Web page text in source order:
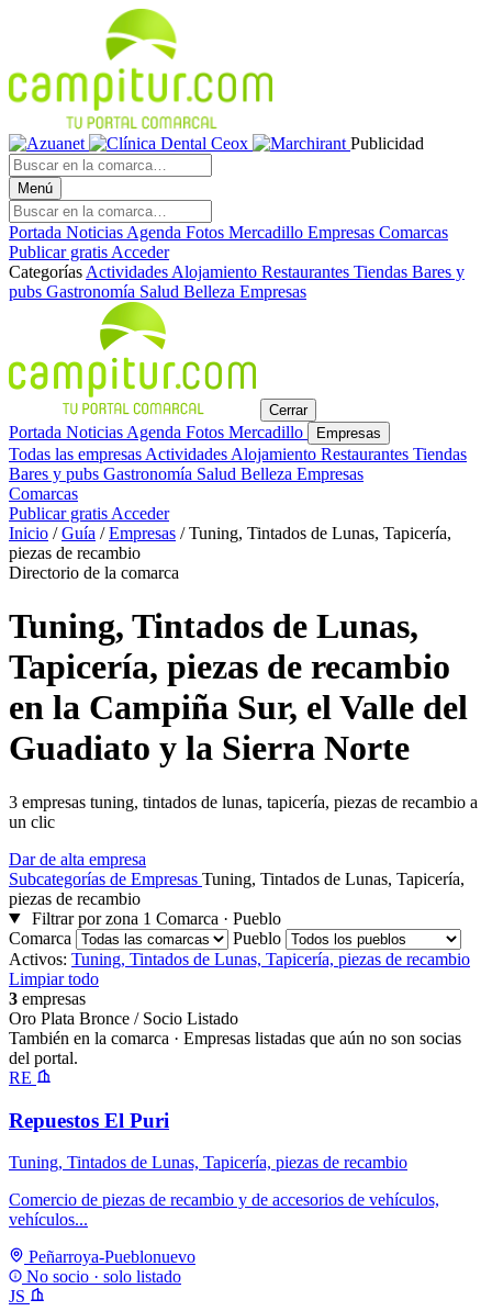
Publicidad
Menú
Portada Noticias Agenda Fotos Mercadillo Empresas Comarcas
Publicar gratis Acceder
Categorías Actividades Alojamiento Restaurantes Tiendas Bares y
pubs Gastronomía Salud Belleza Empresas
Cerrar
Portada Noticias Agenda Fotos Mercadillo Empresas
Todas las empresas Actividades Alojamiento Restaurantes Tiendas
Bares y pubs Gastronomía Salud Belleza Empresas
Comarcas
Publicar gratis Acceder
Inicio / Guía / Empresas / Tuning, Tintados de Lunas, Tapicería,
piezas de recambio
Directorio de la comarca
Tuning, Tintados de Lunas,
Tapicería, piezas de recambio
en la Campiña Sur, el Valle del
Guadiato y la Sierra Norte
3 empresas tuning, tintados de lunas, tapicería, piezas de recambio a
un clic
Dar de alta empresa
Subcategorías de Empresas Tuning, Tintados de Lunas, Tapicería,
piezas de recambio
Filtrar por zona 1 Comarca · Pueblo
Comarca
Pueblo
Activos: Tuning, Tintados de Lunas, Tapicería, piezas de recambio
Limpiar todo
3 empresas
Oro Plata Bronce / Socio Listado
También en la comarca · Empresas listadas que aún no son socias
del portal.
RE
Repuestos El Puri
Tuning, Tintados de Lunas, Tapicería, piezas de recambio
Comercio de piezas de recambio y de accesorios de vehículos,
vehículos...
Peñarroya-Pueblonuevo
No socio · solo listado
JS